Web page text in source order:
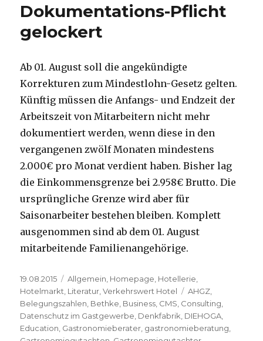
Dokumentations-Pflicht
gelockert
Ab 01. August soll die angekündigte
Korrekturen zum Mindestlohn-Gesetz gelten.
Künftig müssen die Anfangs- und Endzeit der
Arbeitszeit von Mitarbeitern nicht mehr
dokumentiert werden, wenn diese in den
vergangenen zwölf Monaten mindestens
2.000€ pro Monat verdient haben. Bisher lag
die Einkommensgrenze bei 2.958€ Brutto. Die
ursprüngliche Grenze wird aber für
Saisonarbeiter bestehen bleiben. Komplett
ausgenommen sind ab dem 01. August
mitarbeitende Familienangehörige.
Veröffentlicht
am
19.08.2015 Kategorien
Allgemein Homepage Hotellerie
Hotelmarkt Literatur ,Verkehrswert Hotel Schlagwörter
AHGZ
Belegungszahlen Bethke Business CMS Consulting
Datenschutz im Gastgewerbe Denkfabrik DIEHOGA
Education Gastronomieberater gastronomieberatung